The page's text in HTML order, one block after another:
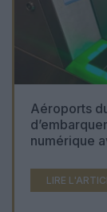
Aéroports
numérique
LIRE